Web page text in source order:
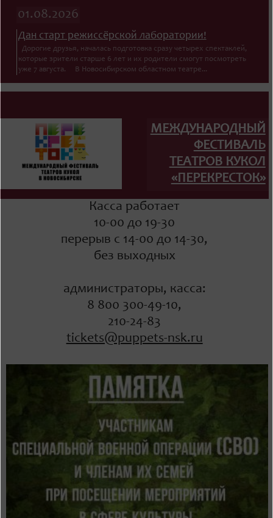
01.08.2026
Дан старт режиссёрской лаборатории!
Дорогие друзья, началась подготовка сразу четырех спектаклей,
которые зрители старше 6 лет и их родители смогут посмотреть
уже 7 августа. В Новосибирском областном театре...
МЕЖДУНАРОДНЫЙ
ФЕСТИВАЛЬ
ТЕАТРОВ КУКОЛ
«ПЕРЕКРЕСТОК»
Касса работает
10-00 до 19-30
перерыв с 14-00 до 14-30,
без выходных
администраторы, касса:
8 800 300-49-10,
210-24-83
tickets@puppets-nsk.ru